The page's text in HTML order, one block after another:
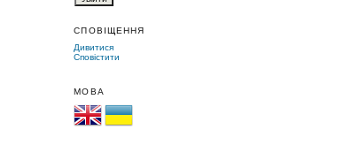
СПОВІЩЕННЯ
Дивитися
Сповістити
МОВА